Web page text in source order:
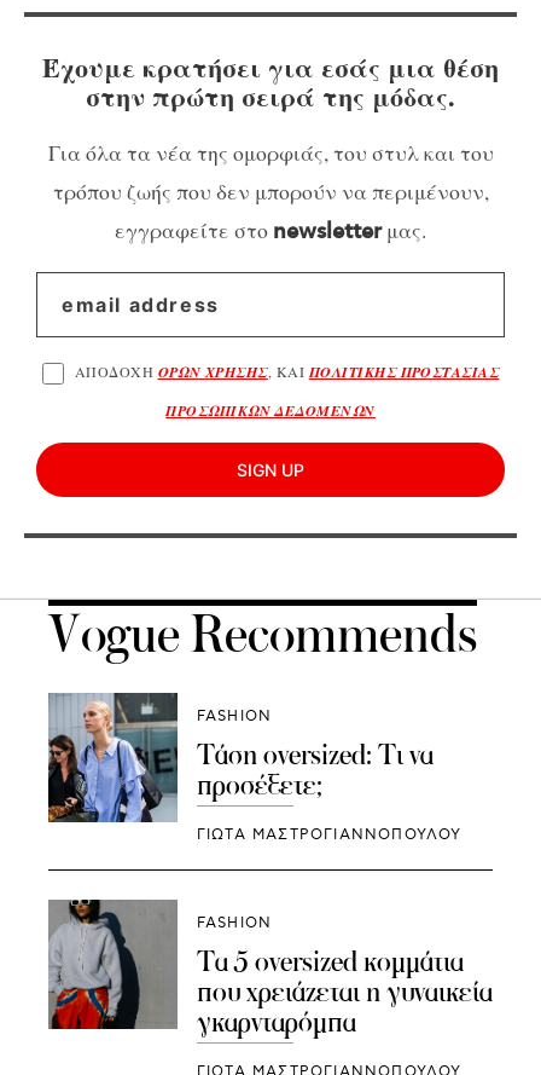
Έχουμε κρατήσει για εσάς μια θέση
στην πρώτη σειρά της μόδας.
Για όλα τα νέα της ομορφιάς, του στυλ και του
τρόπου ζωής που δεν μπορούν να περιμένουν,
εγγραφείτε στο newsletterμας.
ΑΠΟΔΟΧΗ ΟΡΩΝ ΧΡΗΣΗΣ, ΚΑΙ ΠΟΛΙΤΙΚΗΣ ΠΡΟΣΤΑΣΙΑΣ
ΠΡΟΣΩΠΙΚΩΝ ΔΕΔΟΜΕΝΩΝ
SIGN UP
Vogue Recommends
FASHION
Τάση oversized: Τι να
προσέξετε;
ΓΙΩΤΑ ΜΑΣΤΡΟΓΙΑΝΝΟΠΟΥΛΟΥ
FASHION
Τα 5 oversized κομμάτια
που χρειάζεται η γυναικεία
γκαρνταρόμπα